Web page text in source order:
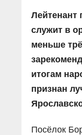
Лейтенант
служит в
меньше
итогам
признан
Посёлок